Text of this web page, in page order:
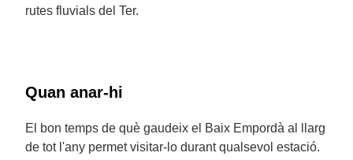
rutes fluvials del Ter.
Quan anar-hi
El bon temps de què gaudeix el Baix Empordà al llarg
de tot l'any permet visitar-lo durant qualsevol estació.